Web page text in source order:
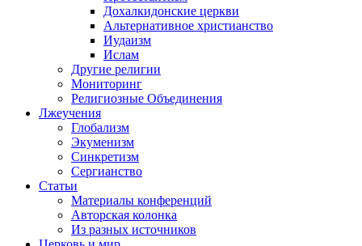
Дохалкидонские церкви
Альтернативное христианство
Иудаизм
Ислам
Другие религии
Мониторинг
Религиозные Объединения
Лжеучения
Глобализм
Экуменизм
Синкретизм
Сергианство
Статьи
Материалы конференций
Авторская колонка
Из разных источников